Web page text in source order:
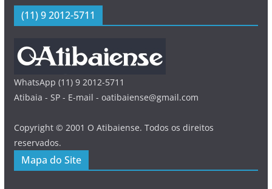
(11) 9 2012-5711
WhatsApp (11) 9 2012-5711
Atibaia - SP - E-mail - oatibaiense@gmail.com
Copyright © 2001 O Atibaiense. Todos os direitos
reservados.
Mapa do Site